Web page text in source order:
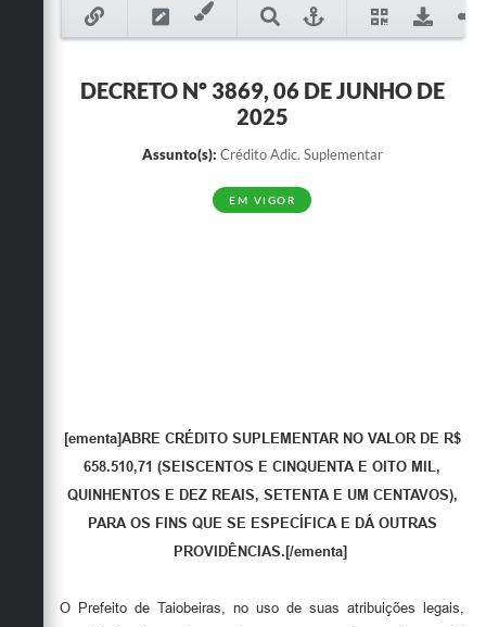
Mapa do Site
Agenda
Galeria de Fotos
Galeria de Vídeos
Enquete
DECRETO Nº 3869, 06 DE JUNHO DE
2025
Assunto(s): Crédito Adic. Suplementar
EM VIGOR
[ementa]ABRE CRÉDITO SUPLEMENTAR NO VALOR DE R$
658.510,71 (SEISCENTOS E CINQUENTA E OITO MIL,
QUINHENTOS E DEZ REAIS, SETENTA E UM CENTAVOS),
PARA OS FINS QUE SE ESPECÍFICA E DÁ OUTRAS
PROVIDÊNCIAS.[/ementa]
O Prefeito de Taiobeiras, no uso de suas atribuições legais,